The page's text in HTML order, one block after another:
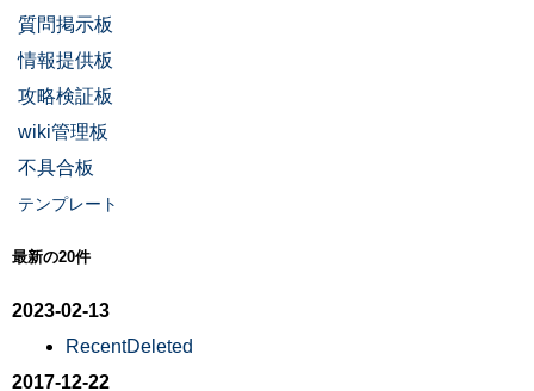
質問掲示板
情報提供板
攻略検証板
wiki管理板
不具合板
テンプレート
最新の20件
2023-02-13
RecentDeleted
2017-12-22